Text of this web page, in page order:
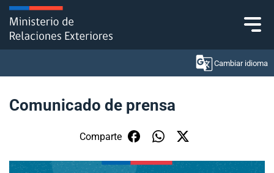
Click acá para ir directamente al contenido
Cambiar idioma
Comunicado de prensa
Comparte